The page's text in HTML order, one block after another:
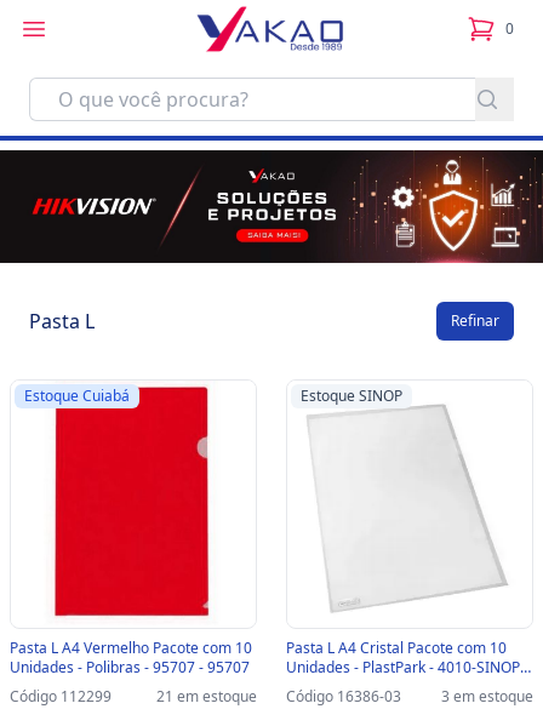
0
itens
Pasta L Refinar
Estoque Cuiabá
Pasta L A4 Vermelho Pacote com 10
Unidades - Polibras - 95707 - 95707
Código 112299
21 em estoque
Estoque SINOP
Pasta L A4 Cristal Pacote com 10
Unidades - PlastPark - 4010-SINOP-
03 - 4010
Código 16386-03 3 em estoque